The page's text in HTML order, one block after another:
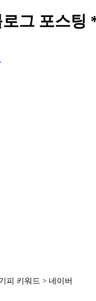
그 포스
피 키워드 > 네이버